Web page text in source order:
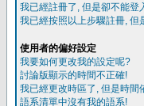
我已經註冊了, 但是卻不能登
我已經按照以上步驟註冊, 但
使用者的偏好設定
我要如何更改我的設定呢?
討論版顯示的時間不正確!
我已經更改時區了, 但是時間
語系清單中沒有我的語系!